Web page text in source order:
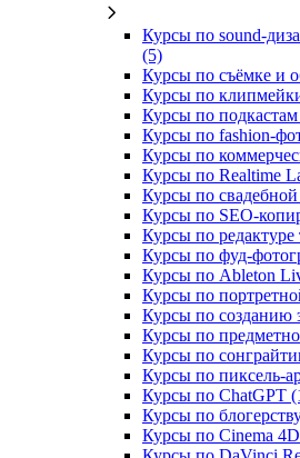
Курсы по sound-
(5)
Курсы по съёмке и
Курсы по
Курсы по
Курсы по fashion-
Курсы по
Курсы по Realtime
Курсы по
Курсы по SEO-
Курсы по редактуре
Курсы по фуд-
Курсы по Ableton
Курсы по
Курсы по созданию
Курсы по
Курсы по
Курсы по пиксель-
Курсы по ChatGPT
Курсы по
Курсы по Cinema